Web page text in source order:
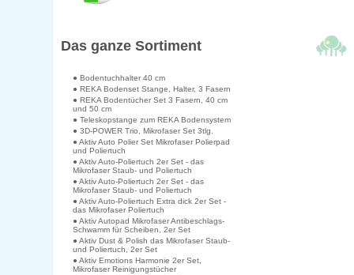
Das ganze Sortiment
● Bodentuchhalter 40 cm
● REKA Bodenset Stange, Halter, 3 Fasern
● REKA Bodentücher Set 3 Fasern, 40 cm
und 50 cm
● Teleskopstange zum REKA Bodensystem
● 3D-POWER Trio, Mikrofaser Set 3tlg.
● Aktiv Auto Polier Set Mikrofaser Polierpad
und Poliertuch
● Aktiv Auto-Poliertuch 2er Set - das
Mikrofaser Staub- und Poliertuch
● Aktiv Auto-Poliertuch 2er Set - das
Mikrofaser Staub- und Poliertuch
● Aktiv Auto-Poliertuch Extra dick 2er Set -
das Mikrofaser Poliertuch
● Aktiv Autopad Mikrofaser Antibeschlags-
Schwamm für Scheiben, 2er Set
● Aktiv Dust & Polish das Mikrofaser Staub-
und Poliertuch, 2er Set
● Aktiv Emotions Harmonie 2er Set,
Mikrofaser Reinigungstücher